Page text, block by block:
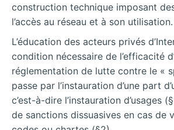
construction technique imposant
l’accès au réseau et à son
L’éducation des acteurs privés
condition nécessaire de l’efficacité
réglementation de lutte contre le «
passe par l’instauration d’une part
c’est-à-dire l’instauration d’usages
de sanctions dissuasives en cas de